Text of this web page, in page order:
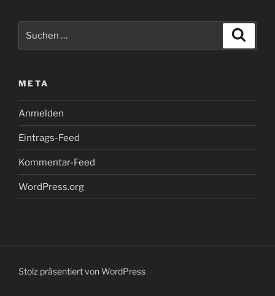
META
Anmelden
Eintrags-Feed
Kommentar-Feed
WordPress.org
Stolz präsentiert von WordPress